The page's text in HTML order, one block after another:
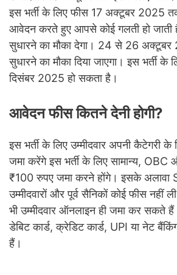
इस भर्ती के लिए फीस 17 अक्टूबर 2025
आवेदन करते हुए आपसे कोई गलती हो जाती
सुधारने का मौका देगा। 24 से 26
सुधारने का मौका दिया जाएगा। इस भर्ती के
दिसंबर 2025 हो सकता है।
आवेदन फीस कितने देनी होगी?
इस भर्ती के लिए उम्मीदवार अपनी कैटेगरी
जमा करेंगे इस भर्ती के लिए सामान्य, OBC
₹100 रुपए जमा करने होंगे। इसके अलावा
उम्मीदवारों और पूर्व सैनिकों कोई फीस नहीं
भी उम्मीदवार ऑनलाइन ही जमा कर सकते
डेबिट कार्ड, क्रेडिट कार्ड, UPI या नेट
हैं।